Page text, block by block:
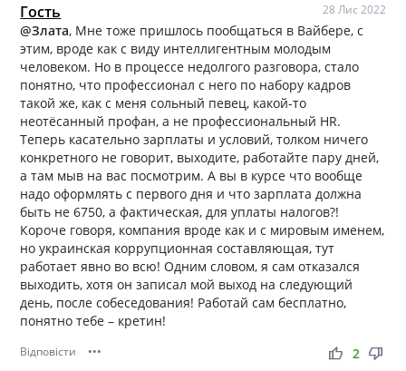
Гость 28 Лис 2022
@Злата, Мне тоже пришлось пообщаться в Вайбере, с
этим, вроде как с виду интеллигентным молодым
человеком. Но в процессе недолгого разговора, стало
понятно, что профессионал с него по набору кадров
такой же, как с меня сольный певец, какой-то
неотёсанный профан, а не профессиональный HR.
Теперь касательно зарплаты и условий, толком ничего
конкретного не говорит, выходите, работайте пару дней,
а там мыв на вас посмотрим. А вы в курсе что вообще
надо оформлять с первого дня и что зарплата должна
быть не 6750, а фактическая, для уплаты налогов?!
Короче говоря, компания вроде как и с мировым именем,
но украинская коррупционная составляющая, тут
работает явно во всю! Одним словом, я сам отказался
выходить, хотя он записал мой выход на следующий
день, после собеседования! Работай сам бесплатно,
понятно тебе – кретин!
Відповісти ••• thumb_up thumb_down
2